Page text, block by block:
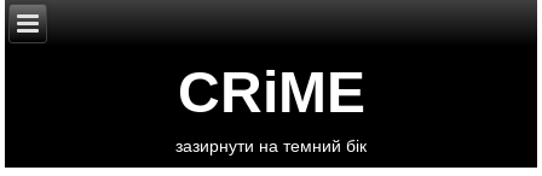
CRiME
зазирнути на темний бік